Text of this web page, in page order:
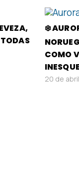
❄️
COMO
20 de